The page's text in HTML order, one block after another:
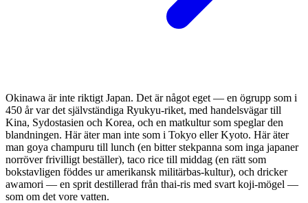
Okinawa är inte riktigt Japan. Det är något eget — en ögrupp som i
450 år var det självständiga Ryukyu-riket, med handelsvägar till
Kina, Sydostasien och Korea, och en matkultur som speglar den
blandningen. Här äter man inte som i Tokyo eller Kyoto. Här äter
man goya champuru till lunch (en bitter stekpanna som inga japaner
norröver frivilligt beställer), taco rice till middag (en rätt som
bokstavligen föddes ur amerikansk militärbas-kultur), och dricker
awamori — en sprit destillerad från thai-ris med svart koji-mögel —
som om det vore vatten.